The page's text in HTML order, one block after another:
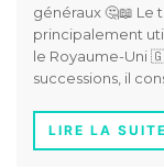
généraux 🤔📖 Le
principalement
le Royaume-Uni
successions, il
LIRE LA SUITE